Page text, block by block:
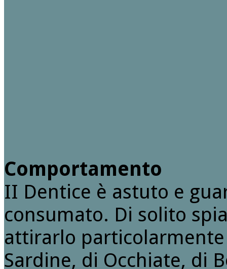
Comportamento
II Dentice è astuto e
consumato. Di solito
attirarlo
Sardine, di Occhiate, di